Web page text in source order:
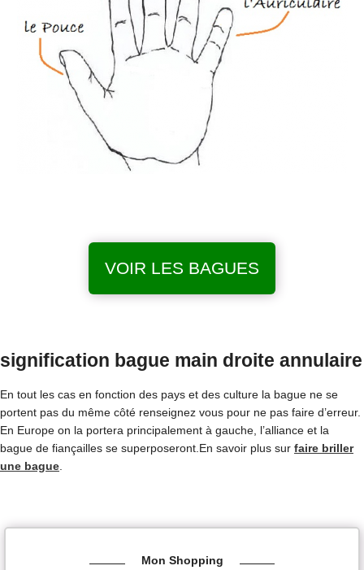
VOIR LES BAGUES
signification bague main droite annulaire
En tout les cas en fonction des pays et des culture la bague ne se
portent pas du même côté renseignez vous pour ne pas faire d’erreur.
En Europe on la portera principalement à gauche, l’alliance et la
bague de fiançailles se superposeront.En savoir plus sur faire briller
une bague.
Mon Shopping